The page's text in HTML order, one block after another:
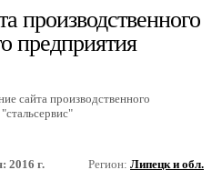
производственного
предприятия
сайта производственного
2016 г. Регион: Липецк и обл.